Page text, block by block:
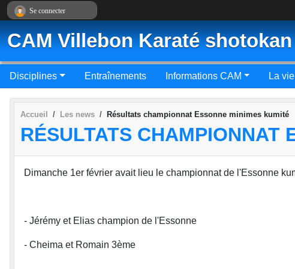
CAM Villebon Karaté
Disciplines Entraînements Informations CAM La
Accueil Les news Résultats championnat Essonne minimes kumité
RÉSULTATS CHAMPIONNAT
Dimanche 1er février avait lieu le championnat de l'Essonne
- Jérémy et Elias champion de l'Essonne
- Cheima et Romain 3ème
Se connecter
Panneau de gestion des cookies